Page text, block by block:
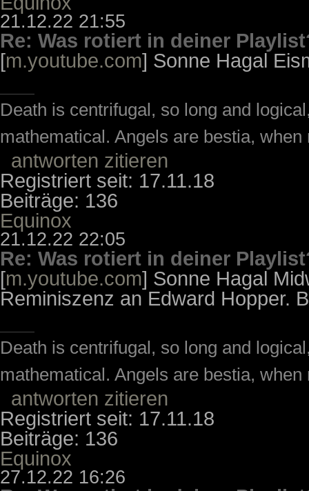
21.12.22 21:55
Re: Was rotiert in deiner
[m.youtube.com] Sonne Hagal
Death is centrifugal, so long and
mathematical. Angels are bestia,
antworten zitieren
Registriert seit: 17.11.18
Beiträge: 136
Equinox
21.12.22 22:05
Re: Was rotiert in deiner
[m.youtube.com] Sonne Hagal
Reminiszenz an Edward Hopper.
Death is centrifugal, so long and
mathematical. Angels are bestia,
antworten zitieren
Registriert seit: 17.11.18
Beiträge: 136
Equinox
27.12.22 16:26